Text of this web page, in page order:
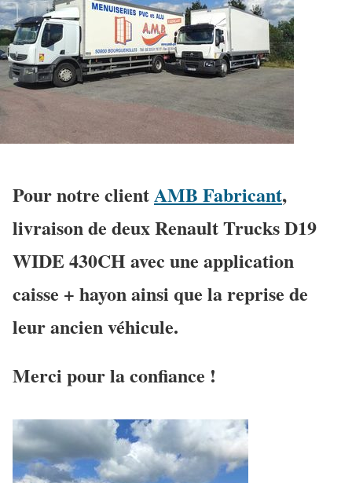
Pour notre clientAMB Fabricant,
livraison de deux Renault Trucks D19
WIDE 430CH avec une application
caisse + hayon ainsi que la reprise de
leur ancien véhicule.
Merci pour la confiance !